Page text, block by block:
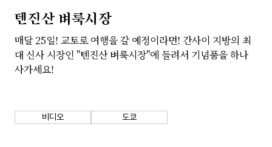
텐진산 벼룩시장
매달 25일! 교토로 여행을 갈 예정이라면! 간사이 지방의 최
대 신사 시장인 "텐진산 벼룩시장"에 들려서 기념품을 하나
사가세요!
비디오 도쿄